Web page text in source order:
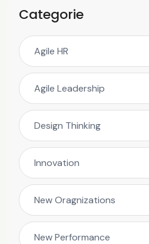
Categorie
Agile HR
Agile Leadership
Design Thinking
Innovation
New Oragnizations
New Performance